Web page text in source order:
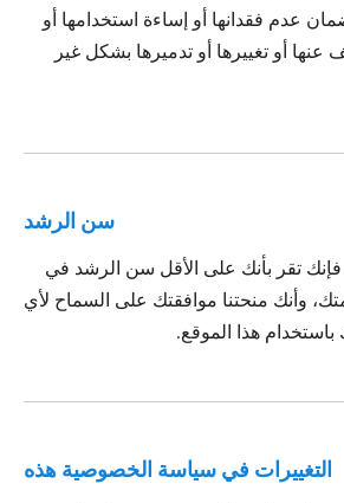
عدم فقدانها أو إساءة استخدامها أو
عنها أو تغييرها أو تدميرها بشكل غير
سن الرشد
فإنك تقر بأنك على الأقل سن الرشد في
وأنك منحتنا موافقتك على السماح لأي
هذا الموقع.
التغييرات في سياسة الخصوصية هذه